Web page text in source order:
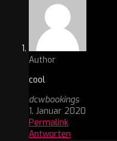
Author
cool
dcwbookings
1. Januar 2020
Permalink
Antworten